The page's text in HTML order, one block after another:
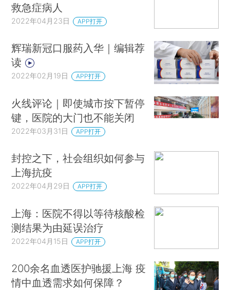
救急症病人
2022年04月23日 APP打开
辉瑞新冠口服药入华｜编辑荐
读
2022年02月19日 APP打开
火线评论｜即使城市按下暂停
键，医院的大门也不能关闭
2022年03月31日 APP打开
封控之下，社会组织如何参与
上海抗疫
2022年04月29日 APP打开
上海：医院不得以等待核酸检
测结果为由延误治疗
2022年04月15日 APP打开
200余名血透医护驰援上海 疫
情中血透需求如何保障？